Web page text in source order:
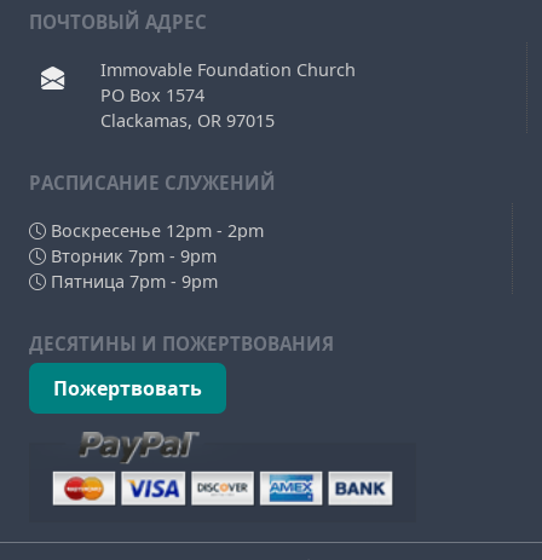
ПОЧТОВЫЙ АДРЕС
Immovable Foundation Church
PO Box 1574
Clackamas, OR 97015
РAСПИСАНИЕ СЛУЖЕНИЙ
Воскресенье 12pm - 2pm
Вторник 7pm - 9pm
Пятница 7pm - 9pm
ДЕСЯТИНЫ И ПОЖЕРТВОВАНИЯ
Пожертвовать